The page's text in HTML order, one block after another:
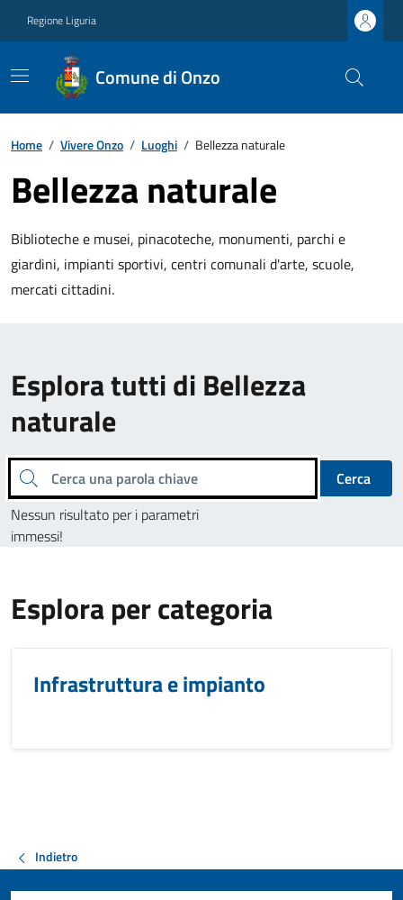
Regione Liguria
Comune di Onzo
Home / Vivere Onzo / Luoghi / Bellezza naturale
Bellezza naturale
Biblioteche e musei, pinacoteche, monumenti, parchi e
giardini, impianti sportivi, centri comunali d'arte, scuole,
mercati cittadini.
Esplora tutti di Bellezza
naturale
Cerca una parola chiave
Cerca
Nessun risultato per i parametri
immessi!
Esplora per categoria
Infrastruttura e impianto
Indietro